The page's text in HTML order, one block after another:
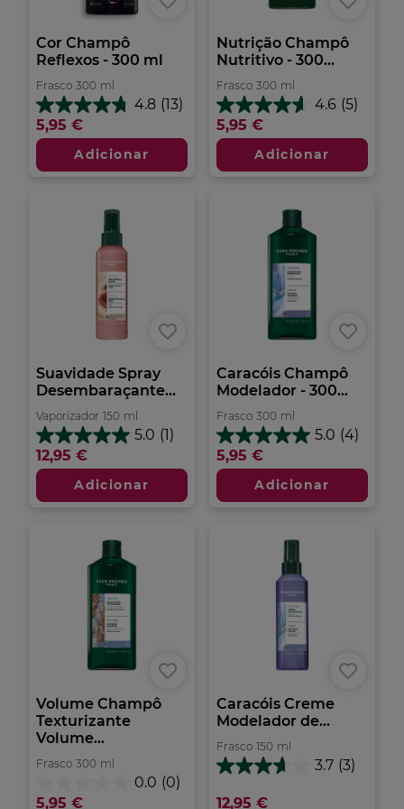
Cor Champô
Reflexos - 300 ml
Frasco 300 ml
4.8 (13)
4.8
em
5
estrelas.
13
5,95 €
Adicionar
Nutrição Champô
Nutritivo - 300...
Frasco 300 ml
4.6 (5)
4.6
em
5
estrelas.
5
5,95 €
Adicionar
Suavidade Spray
Desembaraçante...
Vaporizador 150 ml
5.0 (1)
5.0
em
5
estrelas.
1
12,95 €
Adicionar
Caracóis Champô
Modelador - 300...
Frasco 300 ml
5.0 (4)
5.0
em
5
estrelas.
4
5,95 €
Adicionar
Volume Champô
Texturizante
Volume...
Frasco 300 ml
0.0 (0)
5,95 €
Caracóis Creme
Modelador de...
Frasco 150 ml
3.7 (3)
3.7
5
12,95 €